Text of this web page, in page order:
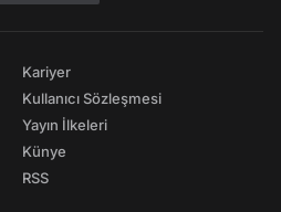
Kariyer
Kullanıcı Sözleşmesi
Yayın İlkeleri
Künye
RSS